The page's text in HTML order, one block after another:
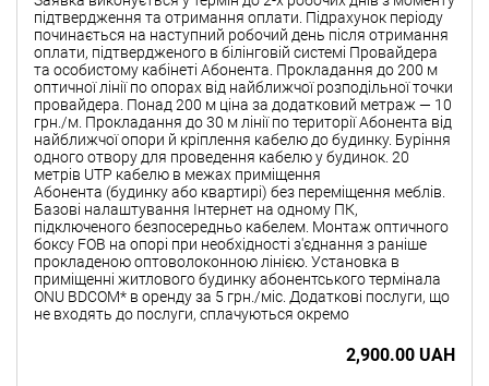
підтвердження та отримання оплати. Підрахунок періоду
починається на наступний робочий день після отримання
оплати, підтвердженого в білінговій системі Провайдера
та особистому кабінеті Абонента. Прокладання до 200 м
оптичної лінії по опорах від найближчої розподільної точки
провайдера. Понад 200 м ціна за додатковий метраж — 10
грн./м. Прокладання до 30 м лінії по території Абонента від
найближчої опори й кріплення кабелю до будинку. Буріння
одного отвору для проведення кабелю у будинок. 20
метрів UTP кабелю в межах приміщення
Абонента (будинку або квартирі) без переміщення меблів.
Базові налаштування Інтернет на одному ПК,
підключеного безпосередньо кабелем. Монтаж оптичного
боксу FOB на опорі при необхідності з'єднання з раніше
прокладеною оптоволоконною лінією. Установка в
приміщенні житлового будинку абонентського термінала
ONU BDCOM* в оренду за 5 грн./міс. Додаткові послуги, що
не входять до послуги, сплачуються окремо
2,900.00 UAH